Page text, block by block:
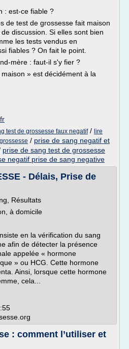
: est-ce fiable ?
de test de grossesse fait maison
discussion. Si elles sont bien
les tests vendus en
fiables ? On fait le point.
mère : faut-il s'y fier ?
» est décidément à la
test de grossesse faux negatif/ lire
/ prise de sang negatif et
prise de sang test de grossesse
negatif prise de sang negative
- Délais, Prise de
Résultats
à domicile
en la vérification du sang
afin de détecter la présence
appelée « hormone
» ou HCG. Cette hormone
Ainsi, lorsque cette hormone
cela...
: comment l’utiliser et